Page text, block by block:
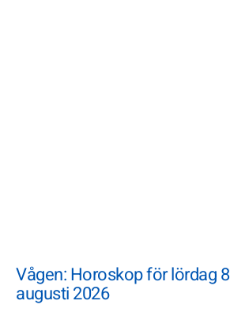
Vågen: Horoskop för lördag 8
augusti 2026